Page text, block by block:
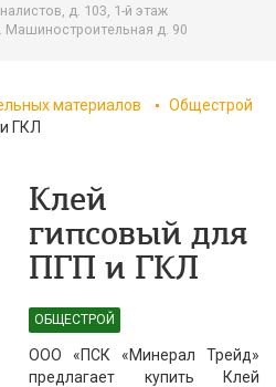
д. 103, 1-й этаж
Машиностроительная д. 90
материалов
Общестрой
ГКЛ
Клей
гипсовый для
ПГП и ГКЛ
ОБЩЕСТРОЙ
ООО «ПСК «Минерал Трейд»
предлагает купить Клей